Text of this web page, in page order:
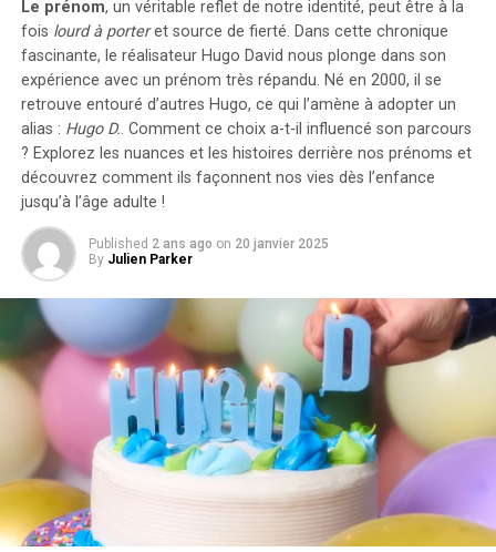
d’installer gratuitement des bornes de recharge pour
leurs employés sans impact fiscal. Les frais liés à
l’électricité pour ces recharges ne seront pas pris en
compte dans le calcul des avantages en nature. De plus,
un abattement de 50% sur ces avantages est maintenu
avec un plafond révisé à environ 2000 euros pour
l’année prochaine.
Accélération Vers une Mobilité Électrique
Cette initiative fait partie d’une stratégie globale visant
à promouvoir l’électrification du parc automobile
français. Cependant, les grandes entreprises
rencontrent encore des difficultés pour atteindre leurs
objectifs ; seulement 8% des nouveaux véhicules
immatriculés par ces entités étaient électriques en
2023. Ces incitations fiscales pourraient néanmoins
inciter davantage d’employeurs à franchir le
pas.Cependant, plusieurs défis demeurent concernant
les infrastructures nécessaires au chargement ainsi que
sur l’autonomie des véhicules et les perceptions parmi
Le prénom, un véritable reflet de notre identité, peut être à la
fois lourd à porteret source de fierté. Dans cette chronique
fascinante, le réalisateur Hugo David nous plonge dans son
expérience avec un prénom très répandu. Né en 2000, il se
retrouve entouré d’autres Hugo, ce qui l’amène à adopter un
alias : Hugo D.. Comment ce choix a-t-il influencé son parcours
? Explorez les nuances et les histoires derrière nos prénoms et
découvrez comment ils façonnent nos vies dès l’enfance
jusqu’à l’âge adulte !
Published 2 ans ago on 20 janvier 2025
By Julien Parker